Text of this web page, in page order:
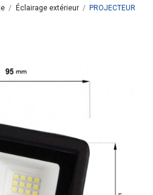
Éclairage extérieur
PROJECTEUR